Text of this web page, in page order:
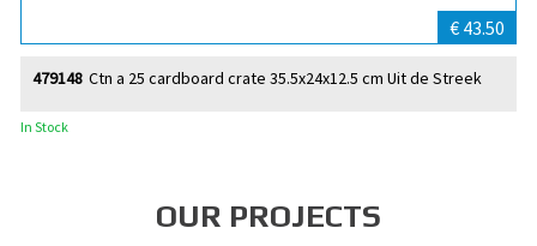
€ 43.50
Ctn a 25 cardboard crate 35.5x24x12.5 cm Uit de Streek
479148
In Stock
OUR PROJECTS